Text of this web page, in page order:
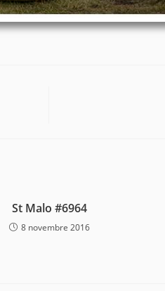
St Malo #6964
8 novembre 2016